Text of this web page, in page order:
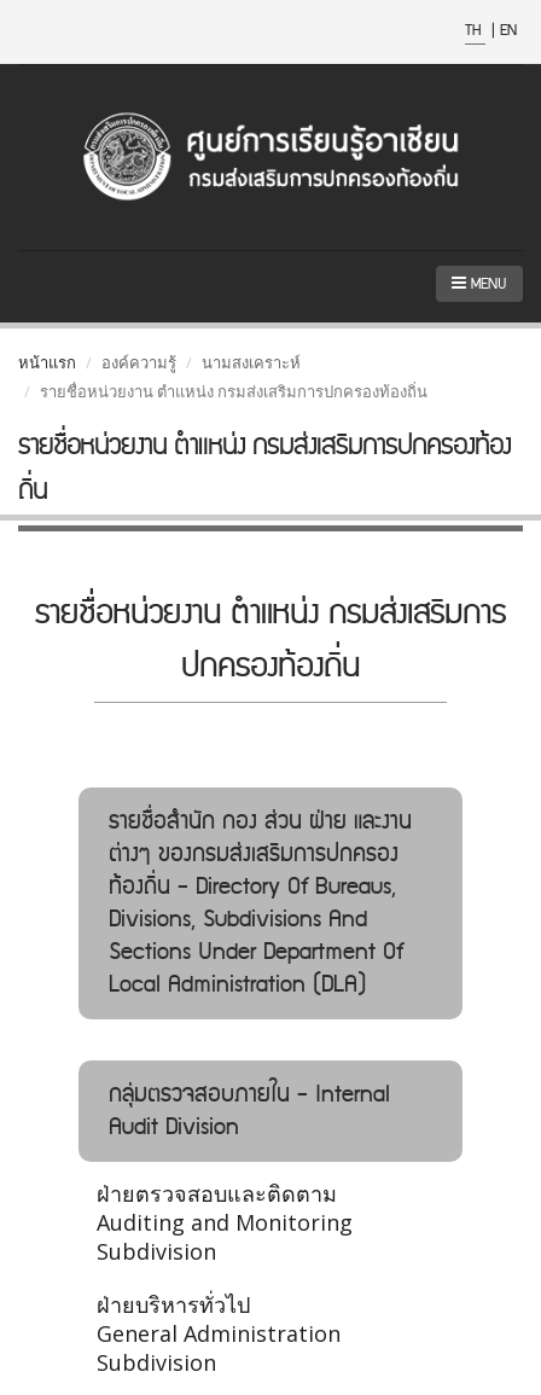
TH | EN
MENU
หน้าแรก องค์ความรู้
นามสงเคราะห์
รายชื่อหน่วยงาน ตำแหน่ง กรมส่งเสริมการปกครองท้องถิ่น
รายชื่อหน่วยงาน ตำแหน่ง กรมส่งเสริมการปกครองท้อง
ถิ่น
รายชื่อหน่วยงาน ตำแหน่ง กรมส่งเสริมการ
ปกครองท้องถิ่น
รายชื่อสำนัก กอง ส่วน ฝ่าย และงาน
ต่างๆ ของกรมส่งเสริมการปกครอง
ท้องถิ่น - Directory Of Bureaus,
Divisions, Subdivisions And
Sections Under Department Of
Local Administration (DLA)
กลุ่มตรวจสอบภายใน - Internal
Audit Division
ฝ่ายตรวจสอบและติดตาม
Auditing and Monitoring
Subdivision
ฝ่ายบริหารทั่วไป
General Administration
Subdivision